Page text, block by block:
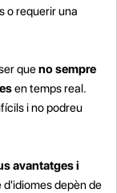
o requerir una
queno sempre
en temps real.
i no podreu
avantatges i
depèn de